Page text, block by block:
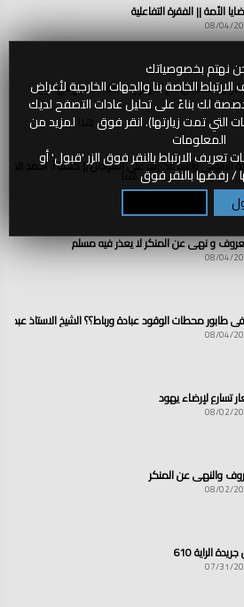
نهتم بخصوصياتك
الخاصة بنا والجهات الخارجية لأغراض
لك بناءً على تحليل عادات التصفح لديك
التي تمت زيارتها). انقر فوق لمزيد من
المعلومات
الارتباط بالنقر فوق الزر 'قبول' أو
/ رفضها بالنقر فوق
الأمة || الفقرة التفاعلية
للتعامل مع الأنهار || كلمة أ. حسين الهادي
الاثيوبي وآثاره الكارثية على السودان || كلمة أ. أحمد
و نهي عن المنكر لا يعذر فيه مسلم
طابور محطات الوقود عبادة ورباط؟؟ الشيخ الاستاذ عبد
تسارع لإرضاء يهود
والنهي عن المنكر
الراية 610